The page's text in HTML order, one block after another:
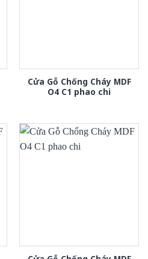
Cửa Gỗ Chống Cháy MDF
O4 C1 phao chi